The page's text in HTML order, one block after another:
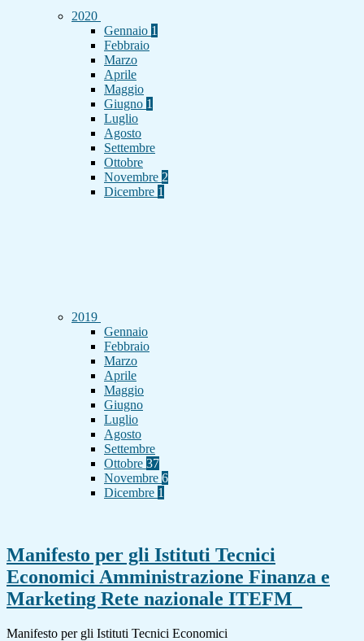
2020
Gennaio 1
Febbraio
Marzo
Aprile
Maggio
Giugno 1
Luglio
Agosto
Settembre
Ottobre
Novembre 2
Dicembre 1
2019
Gennaio
Febbraio
Marzo
Aprile
Maggio
Giugno
Luglio
Agosto
Settembre
Ottobre 37
Novembre 6
Dicembre 1
Manifesto per gli Istituti Tecnici
Economici Amministrazione Finanza e
Marketing Rete nazionale ITEFM
Manifesto per gli Istituti Tecnici Economici